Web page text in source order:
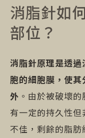
消脂針如
部位？
消脂針原理是透
胞的細胞膜，使
外 。由於被破壞
有一定的持久性
不佳，剩餘的脂